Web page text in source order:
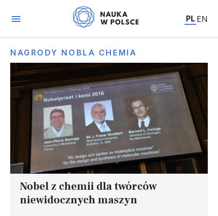
PL EN
NAGRODY NOBLA CHEMIA
Nobel z chemii dla twórców
niewidocznych maszyn